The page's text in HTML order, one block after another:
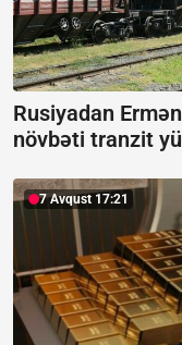
Rusiyadan
növbəti tranzit
7 Avqust 17:21